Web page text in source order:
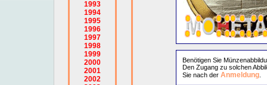
1993
1994
1995
1996
1997
1998
1999
2000
2001
2002
Benötigen Sie
Den Zugang zu solchen
Sie nach der Anmeldung.